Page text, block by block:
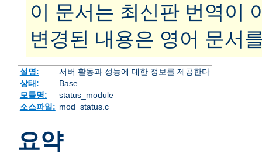
이 문서는 최신판 번역이
변경된 내용은 영어 문서
설명:
서버 활동과 성능에 대한 정보를 제공한다
상태:
Base
모듈명:
status_module
소스파일: mod_status.c
요약